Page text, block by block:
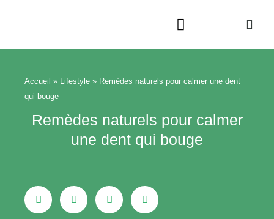
Accueil » Lifestyle » Remèdes naturels pour calmer une dent
qui bouge
Remèdes naturels pour calmer
une dent qui bouge